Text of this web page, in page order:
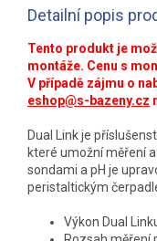
Detailní popis
Tento produkt je
montáže. Cenu s
V případě zájmu o
eshop@s-bazeny.cz
Dual Link je
které umožní měření
sondami a pH je
peristaltickým
Výkon Dual